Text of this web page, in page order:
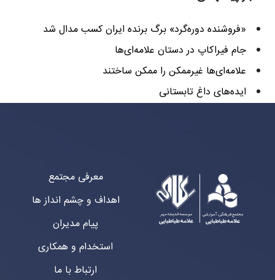
«فروشنده دوره‌گرد» برگ برنده ایران کسب مدال شد
جام فیراکاپ در دستان علامه‌ای‌ها
علامه‌ای‌ها غیرممکن را ممکن ساختند
ایده‌های داغ تابستانی
معرفی مجتمع
اهداف و چشم انداز ها
پیام مدیران
استخدام و همکاری
ارتباط با ما